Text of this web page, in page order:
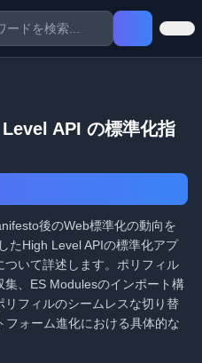
API の標準化指
後のWeb標準化の動向を
たHigh Level APIの標準化アプ
いて詳述します。ポリフィル
、ES Modulesのインポート構
フィルのシームレスな切り替
フォーム進化における具体的な